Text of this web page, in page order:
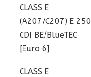
CLASS E
(A207/C207) E 250
CDI BE/BlueTEC
[Euro 6]
CLASS E